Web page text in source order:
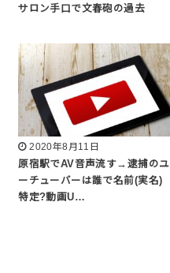
サロン手口で文春砲の過去
2020年8月11日
原宿駅でAV音声流す→逮捕のユ
ーチューバーは誰で名前(実名)
特定?動画U…